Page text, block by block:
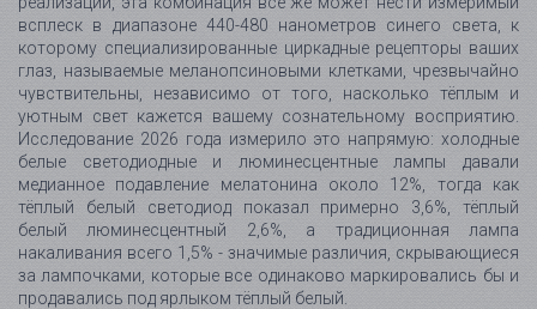
всплеск в диапазоне 440-480 нанометров синего света, к
которому специализированные циркадные рецепторы ваших
глаз, называемые меланопсиновыми клетками, чрезвычайно
чувствительны, независимо от того, насколько тёплым и
уютным свет кажется вашему сознательному восприятию.
Исследование 2026 года измерило это напрямую: холодные
белые светодиодные и люминесцентные лампы давали
медианное подавление мелатонина около 12%, тогда как
тёплый белый светодиод показал примерно 3,6%, тёплый
белый люминесцентный 2,6%, а традиционная лампа
накаливания всего 1,5% - значимые различия, скрывающиеся
за лампочками, которые все одинаково маркировались бы и
продавались под ярлыком тёплый белый.